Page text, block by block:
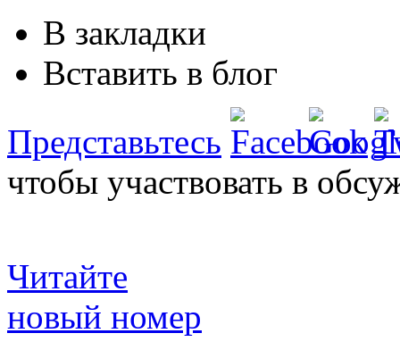
В закладки
Вставить в блог
Представьтесь
чтобы участвовать в
Читайте
новый номер